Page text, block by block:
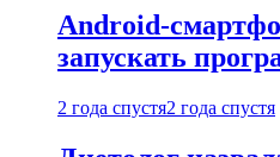
Android-
запускать
2 года спустя2 года спустя